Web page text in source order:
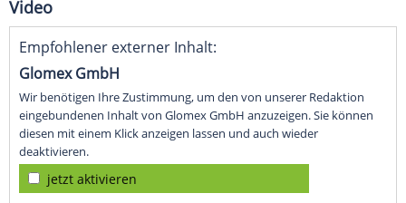
Video
Empfohlener externer Inhalt:
Glomex GmbH
Wir benötigen Ihre Zustimmung, um den von unserer Redaktion
eingebundenen Inhalt von Glomex GmbH anzuzeigen. Sie können
diesen mit einem Klick anzeigen lassen und auch wieder
deaktivieren.
jetzt aktivieren